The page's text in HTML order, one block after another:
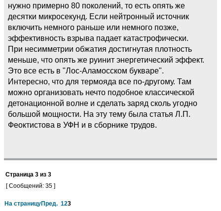
нужно примерно 80 поколений, то есть опять же
десятки микросекунд. Если нейтронный источник
включить немного раньше или немного позже,
эффективность взрыва падает катастрофически.
При несимметрии обжатия достигнутая плотность
меньше, что опять же руинит энергетический эффект.
Это все есть в "Лос-Аламосском букваре".
Интересно, что для термояда все по-другому. Там
можно организовать нечто подобное классической
детонационной волне и сделать заряд сколь угодно
большой мощности. На эту тему была статья Л.П.
Феоктистова в УФН и в сборнике трудов.
Страница 3 из 3
[ Сообщений: 35 ]
На страницуПред. 123